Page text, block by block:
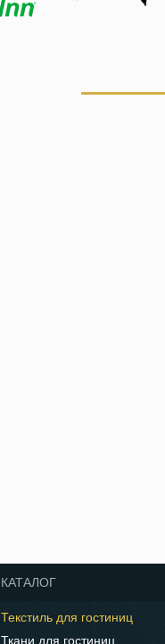
КАТАЛОГ
Текстиль для гостиниц
Ткани для гостиниц